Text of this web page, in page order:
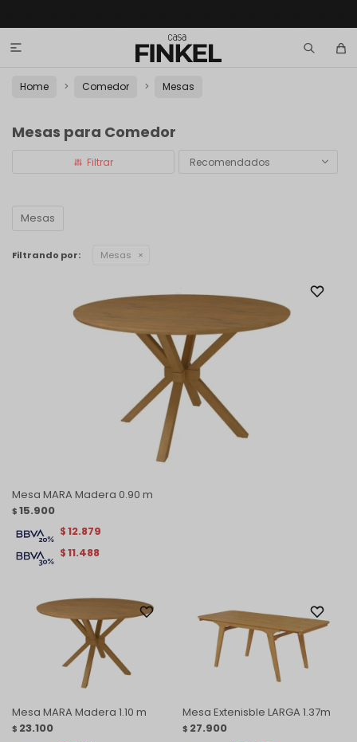

Home Comedor Mesas
Mesas para Comedor
Recomendados
Mesas
Filtrando por: Mesas
Mesa MARA Madera 0.90 m
$ 15.900
$11.488
$12.879
Mesa MARA Madera 1.10 m
$ 23.100
Mesa Extenisble LARGA 1.37m
$ 27.900